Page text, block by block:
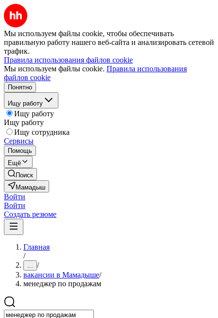
Мы используем файлы cookie, чтобы обеспечивать
правильную работу нашего веб-сайта и анализировать сетевой
трафик.
Правила использования файлов cookie
Мы используем файлы cookie. Правила использования
файлов cookie
Понятно
Ищу работу
Ищу работу
Ищу работу
Ищу сотрудника
Сервисы
Помощь
Ещё
Поиск
Мамадыш
Войти
Войти
Создать резюме
Главная
/
... /
вакансии в Мамадыше/
менеджер по продажам